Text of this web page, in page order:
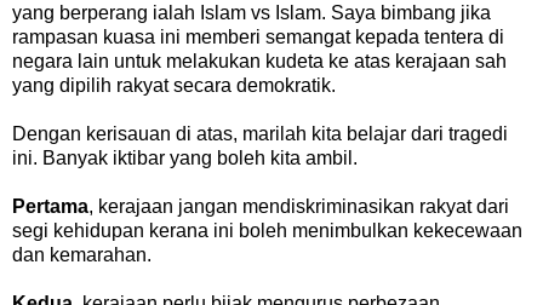
yang berperang ialah Islam vs Islam. Saya bimbang jika
rampasan kuasa ini memberi semangat kepada tentera di
negara lain untuk melakukan kudeta ke atas kerajaan sah
yang dipilih rakyat secara demokratik.
Dengan kerisauan di atas, marilah kita belajar dari tragedi
ini. Banyak iktibar yang boleh kita ambil.
Pertama, kerajaan jangan mendiskriminasikan rakyat dari
segi kehidupan kerana ini boleh menimbulkan kekecewaan
dan kemarahan.